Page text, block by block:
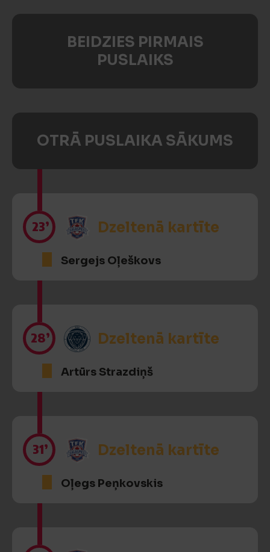
BEIDZIES PIRMAIS
PUSLAIKS
OTRĀ PUSLAIKA SĀKUMS
23’ Dzeltenā kartīte
Sergejs Oļeškovs
28’ Dzeltenā kartīte
Artūrs Strazdiņš
31’ Dzeltenā kartīte
Oļegs Peņkovskis